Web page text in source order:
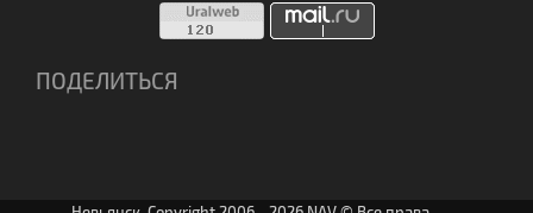
ПОДЕЛИТЬСЯ